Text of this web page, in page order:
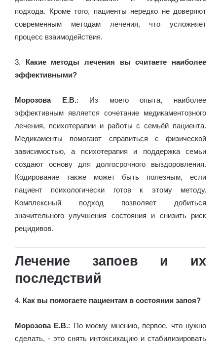
подхода. Кроме того, пациенты нередко не доверяют
современным методам лечения, что усложняет
процесс взаимодействия.
3. Какие методы лечения вы считаете наиболее
эффективными?
Морозова Е.В.: Из моего опыта, наиболее
эффективным является сочетание медикаментозного
лечения, психотерапии и работы с семьёй пациента.
Медикаменты помогают справиться с физической
зависимостью, а психотерапия и поддержка семьи
создают основу для долгосрочного выздоровления.
Кодирование также может быть полезным, если
пациент психологически готов к этому методу.
Комплексный подход позволяет добиться
значительного улучшения состояния и снизить риск
рецидивов.
Лечение запоев и их
последствий
4. Как вы помогаете пациентам в состоянии запоя?
Морозова Е.В.: По моему мнению, первое, что нужно
сделать, - это снять интоксикацию и стабилизировать